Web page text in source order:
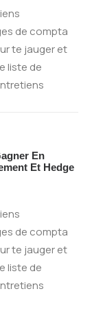
de compta
te jauger et
liste de
En
Et Hedge
de compta
te jauger et
liste de